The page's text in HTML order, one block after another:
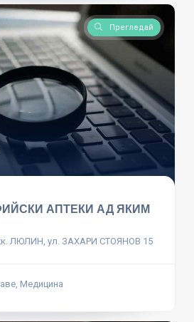
Прегледай
АПТЕКИ АД ЯКИМ
ЛЮЛИН, ул. ЗАХАРИ СТОЯНОВ 15
Медицина